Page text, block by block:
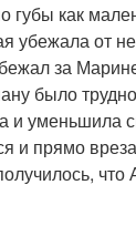
как
убежала от
за
было
и уменьшила
и прямо